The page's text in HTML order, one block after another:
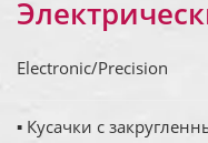
Electronic/Precision
▪ Кусачки с